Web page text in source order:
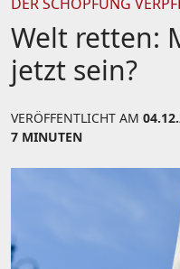
Welt retten:
jetzt sein?
VERÖFFENTLICHT AM
7 MINUTEN